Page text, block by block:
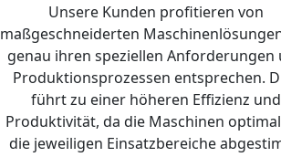
Unsere Kunden profitieren von
maßgeschneiderten
genau ihren speziellen Anforderungen
Produktionsprozessen entsprechen.
führt zu einer höheren Effizienz und
Produktivität, da die Maschinen
die jeweiligen Einsatzbereiche